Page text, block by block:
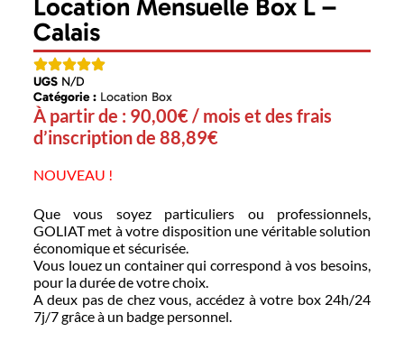
Location Mensuelle Box L –
Calais
UGS N/D
Catégorie : Location Box
À partir de : 90,00€/ mois et des frais
d’inscription de 88,89€
NOUVEAU !
Que vous soyez particuliers ou professionnels,
GOLIAT met à votre disposition une véritable solution
économique et sécurisée.
Vous louez un container qui correspond à vos besoins,
pour la durée de votre choix.
A deux pas de chez vous, accédez à votre box 24h/24
7j/7 grâce à un badge personnel.